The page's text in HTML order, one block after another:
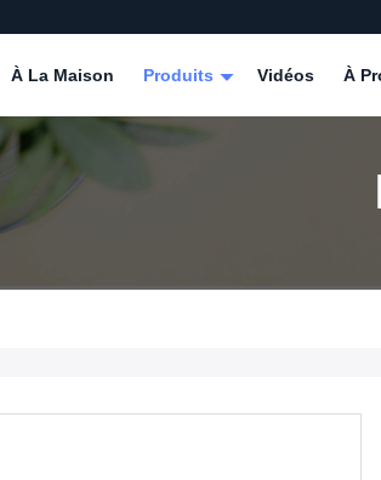
À La Maison Produits Vidéos À